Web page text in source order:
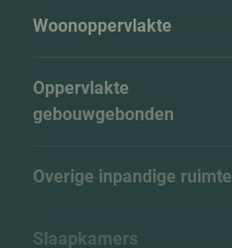
Woonoppervlakte
Oppervlakte
gebouwgebonden
Overige inpandige ruimte
Slaapkamers